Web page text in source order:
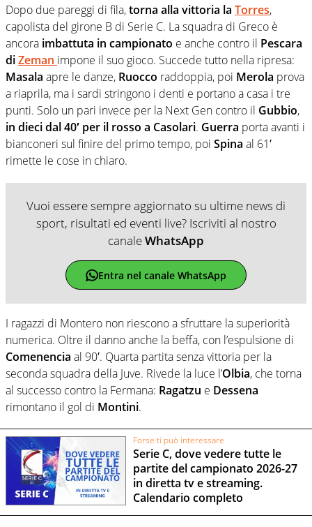
Dopo due pareggi di fila,torna alla vittoria la Torres,
capolista del girone B di Serie C. La squadra di Greco è
ancora imbattuta in campionato e anche contro il Pescara
diZeman impone il suo gioco. Succede tutto nella ripresa:
Masala apre le danze, Ruocco raddoppia, poi Merola prova
a riaprila, ma i sardi stringono i denti e portano a casa i tre
punti. Solo un pari invece per la Next Gen contro il Gubbio,
in dieci dal 40′ per il rosso a Casolari. Guerra porta avanti i
bianconeri sul finire del primo tempo, poi Spina al 61′
rimette le cose in chiaro.
Vuoi essere sempre aggiornato su ultime news di
sport, risultati ed eventi live? Iscriviti al nostro
canaleWhatsApp
Entra nel canale WhatsApp
I ragazzi di Montero non riescono a sfruttare la superiorità
numerica. Oltre il danno anche la beffa, con l’espulsione di
Comenencia al 90′. Quarta partita senza vittoria per la
seconda squadra della Juve. Rivede la luce l’Olbia, che torna
al successo contro la Fermana: Ragatzu e Dessena
rimontano il gol di Montini.
Forse ti può interessare
Serie C, dove vedere tutte le
partite del campionato 2026-27
in diretta tv e streaming.
Calendario completo